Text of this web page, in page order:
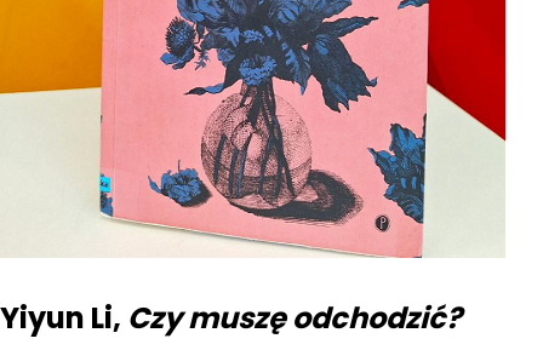
Yiyun Li, Czy muszę odchodzić?